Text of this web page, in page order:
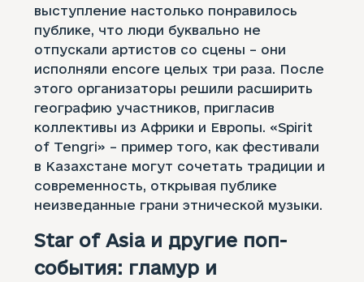
выступление настолько понравилось
публике, что люди буквально не
отпускали артистов со сцены – они
исполняли encore целых три раза. После
этого организаторы решили расширить
географию участников, пригласив
коллективы из Африки и Европы. «Spirit
of Tengri» – пример того, как фестивали
в Казахстане могут сочетать традиции и
современность, открывая публике
неизведанные грани этнической музыки.
Star of Asia и другие поп-
события: гламур и